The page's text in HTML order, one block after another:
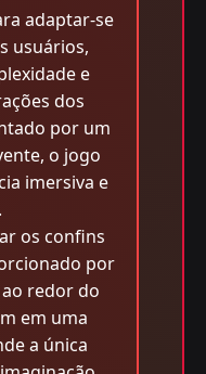
adaptar-se
usuários,
e
dos
por um
o jogo
imersiva e
os confins
por
redor do
em uma
a única